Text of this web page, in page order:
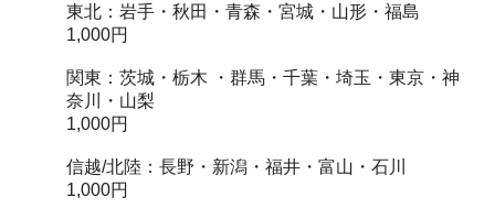
東北：岩手・秋田・青森・宮城・山形・福島
1,000円
関東：茨城・栃木 ・群馬・千葉・埼玉・東京・神
奈川・山梨
1,000円
信越/北陸：長野・新潟・福井・富山・石川
1,000円